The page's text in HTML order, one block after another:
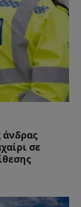
άνδρας
σε